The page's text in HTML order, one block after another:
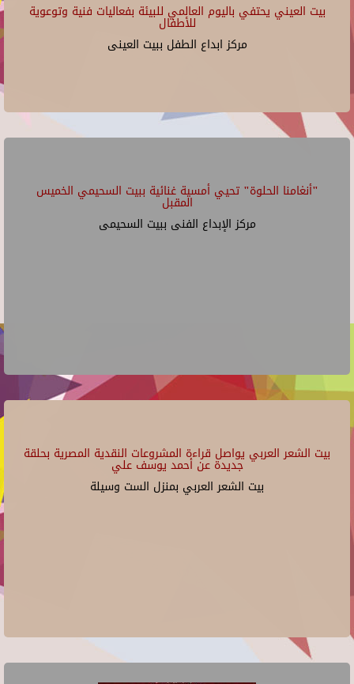
بيت العيني يحتفي باليوم العالمي للبيئة بفعاليات فنية وتوعوية
للأطفال
مركز ابداع الطفل ببيت العينى
"أنغامنا الحلوة" تحيي أمسية غنائية ببيت السحيمي الخميس
المقبل
مركز الإبداع الفنى ببيت السحيمى
بيت الشعر العربي يواصل قراءة المشروعات النقدية المصرية بحلقة
جديدة عن أحمد يوسف علي
بيت الشعر العربي بمنزل الست وسيلة